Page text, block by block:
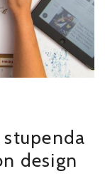
design